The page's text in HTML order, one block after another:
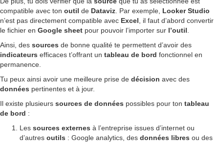
compatible avec ton outil de Dataviz . Par exemple, Looker Studio
n’est pas directement compatible avec Excel , il faut d’abord convertir
le fichier en Google sheet pour pouvoir l’importer sur l’outil
Ainsi, des sources de bonne qualité te permettent d’avoir des
indicateurs efficaces t’offrant un tableau de bord fonctionnel en
permanence.
Tu peux ainsi avoir une meilleure prise de décision avec des
données pertinentes et à jour.
Il existe plusieurs sources de données possibles pour ton tableau
de bord :
Les sources externes à l’entreprise issues d’internet ou
d’autres outils : Google analytics, des données libres ou des